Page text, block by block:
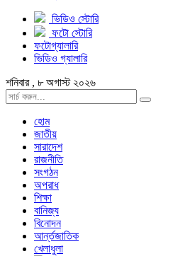
ভিডিও স্টোরি
ফটো স্টোরি
ফটোগ্যালারি
ভিডিও গ্যালারি
শনিবার , ৮ অগাস্ট ২০২৬
হোম
জাতীয়
সারাদেশ
রাজনীতি
সংগঠন
অপরাধ
শিক্ষা
বানিজ্য
বিনোদন
আর্ন্তজাতিক
খেলাধুলা